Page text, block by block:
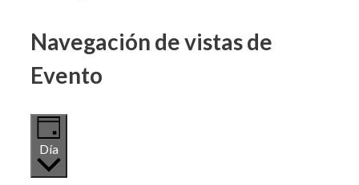
Navegación de vistas de
Evento
Día